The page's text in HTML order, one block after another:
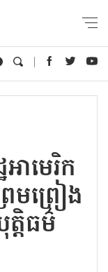
ាមេរិក
មព្រៀង
តិធម៌